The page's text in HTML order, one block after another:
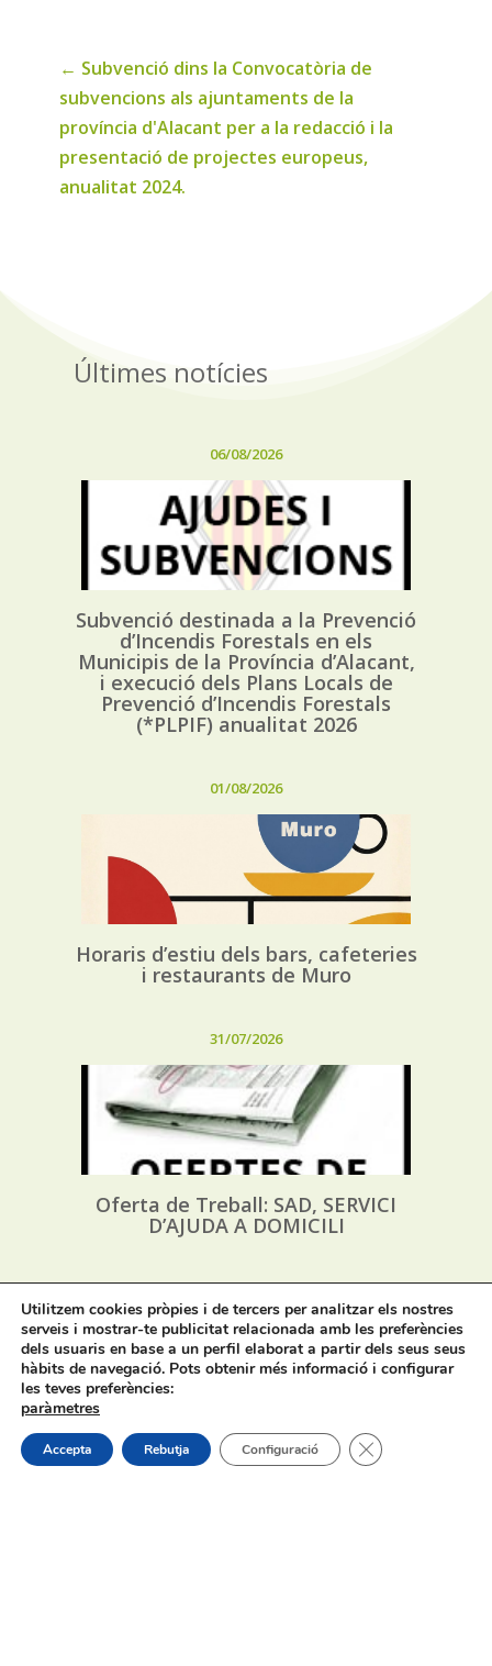
← Subvenció dins la Convocatòria de
subvencions als ajuntaments de la
província d'Alacant per a la redacció i la
presentació de projectes europeus,
anualitat 2024.
Últimes notícies
06/08/2026
Subvenció destinada a la Prevenció
d’Incendis Forestals en els
Municipis de la Província d’Alacant,
i execució dels Plans Locals de
Prevenció d’Incendis Forestals
(*PLPIF) anualitat 2026
01/08/2026
Horaris d’estiu dels bars, cafeteries
i restaurants de Muro
31/07/2026
Oferta de Treball: SAD, SERVICI
D’AJUDA A DOMICILI
31/07/2026
Procés selectiu 1 plaça tècnic/a de
Utilitzem cookies pròpies i de tercers per analitzar els nostres
serveis i mostrar-te publicitat relacionada amb les preferències
dels usuaris en base a un perfil elaborat a partir dels seus seus
hàbits de navegació. Pots obtenir més informació i configurar
les teves preferències:
paràmetres
Accepta Rebutja Configuració Tanca el bàner de